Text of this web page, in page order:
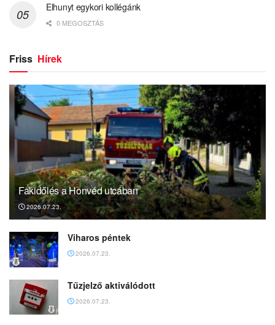
Elhunyt egykori kollégánk
0 MEGOSZTÁS
Friss Hírek
Fakidőlés a Honvéd utcában
2026.07.23.
Viharos péntek
2026.07.23.
Tűzjelző aktiválódott
2026.07.23.